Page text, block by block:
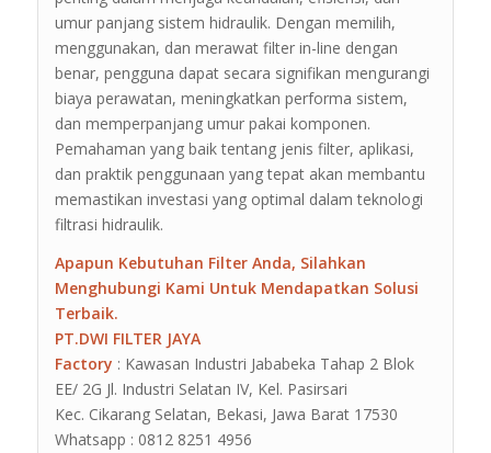
umur panjang sistem hidraulik. Dengan memilih,
menggunakan, dan merawat filter in-line dengan
benar, pengguna dapat secara signifikan mengurangi
biaya perawatan, meningkatkan performa sistem,
dan memperpanjang umur pakai komponen.
Pemahaman yang baik tentang jenis filter, aplikasi,
dan praktik penggunaan yang tepat akan membantu
memastikan investasi yang optimal dalam teknologi
filtrasi hidraulik.
Apapun Kebutuhan Filter Anda, Silahkan
Menghubungi Kami Untuk Mendapatkan Solusi
Terbaik.
PT.DWI FILTER JAYA
Factory : Kawasan Industri Jababeka Tahap 2 Blok
EE/ 2G Jl. Industri Selatan IV, Kel. Pasirsari
Kec. Cikarang Selatan, Bekasi, Jawa Barat 17530
Whatsapp : 0812 8251 4956